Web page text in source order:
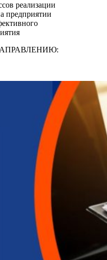
реализации
предприятии